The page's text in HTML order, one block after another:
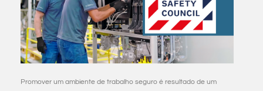
Promover um ambiente de trabalho seguro é resultado de um